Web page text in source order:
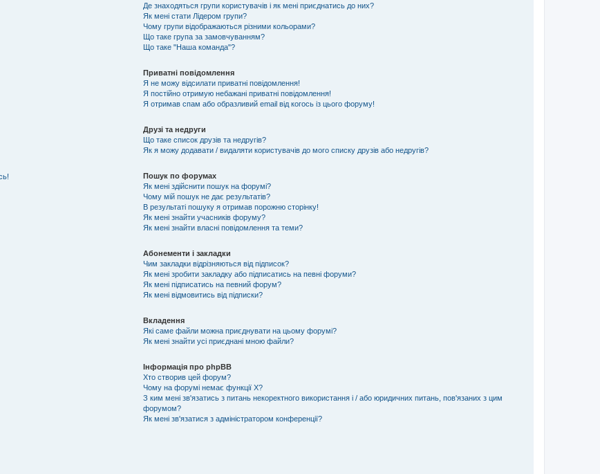
Де знаходяться групи користувачів і як мені приєднатись до них?
Як мені стати Лідером групи?
Чому групи відображаються різними кольорами?
Що таке група за замовчуванням?
Що таке "Наша команда"?
Приватні повідомлення
Я не можу відсилати приватні повідомлення!
Я постійно отримую небажані приватні повідомлення!
Я отримав спам або образливий email від когось із цього форуму!
Друзі та недруги
Що таке список друзів та недругів?
Як я можу додавати / видаляти користувачів до мого списку друзів або недругів?
Пошук по форумах
Як мені здійснити пошук на форумі?
Чому мій пошук не дає результатів?
В результаті пошуку я отримав порожню сторінку!
Як мені знайти учасників форуму?
Як мені знайти власні повідомлення та теми?
Абонементи і закладки
Чим закладки відрізняються від підписок?
Як мені зробити закладку або підписатись на певні форуми?
Як мені підписатись на певний форум?
Як мені відмовитись від підписки?
Вкладення
Які саме файли можна приєднувати на цьому форумі?
Як мені знайти усі приєднані мною файли?
Інформація про phpBB
Хто створив цей форум?
Чому на форумі немає функції X?
З ким мені зв'язатись з питань некоректного використання і / або юридичних питань, пов'язаних з цим
форумом?
Як мені зв'язатися з адміністратором конференції?